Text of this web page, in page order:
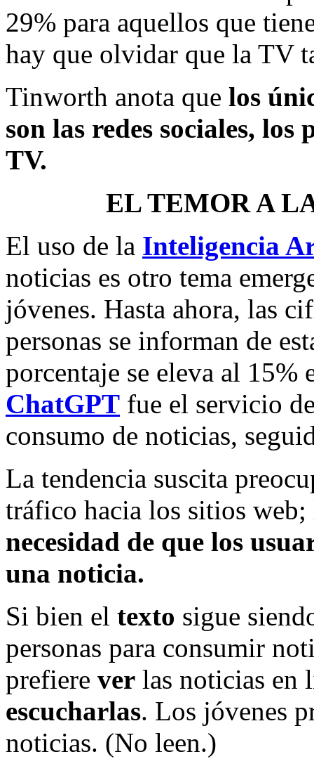
29% para aquellos que
hay que olvidar que la TV
Tinworth anota que los
son las redes sociales,
TV.
EL TEMOR A
El uso de la Inteligencia
noticias es otro tema
jóvenes. Hasta ahora, las
personas se informan de
porcentaje se eleva al 15%
ChatGPT fue el servicio
consumo de noticias,
La tendencia suscita
tráfico hacia los sitios web;
necesidad de que los
una noticia.
Si bien el texto sigue
personas para consumir
prefiere ver las noticias en
escucharlas. Los jóvenes
noticias. (No leen.)